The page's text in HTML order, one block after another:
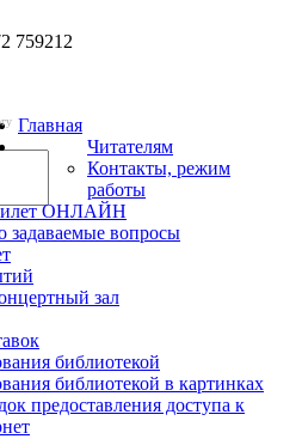
759212
Главная
Читателям
Контакты, режим
работы
ОНЛАЙН
задаваемые вопросы
зал
библиотекой
библиотекой в картинках
предоставления доступа к